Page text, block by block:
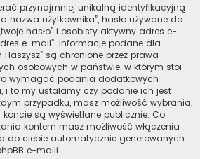
przynajmniej unikalną identyfikacyjną
nazwa użytkownika”, hasło używane do
hasło” i osobisty aktywny adres e-
e-mail”. Informacje podane dla
są chronione przez prawa
osobowych w państwie, w którym stoi
wymagać podania dodatkowych
i to my ustalamy czy podanie ich jest
przypadku, masz możliwość wybrania,
są wyświetlane publicznie. Co
kontem masz możliwość włączenia
do ciebie automatycznie generowanych
e-maili.